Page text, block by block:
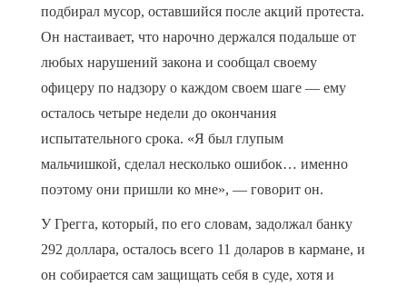
подбирал мусор, оставшийся после акций протеста.
Он настаивает, что нарочно держался подальше от
любых нарушений закона и сообщал своему
офицеру по надзору о каждом своем шаге — ему
осталось четыре недели до окончания
испытательного срока. «Я был глупым
мальчишкой, сделал несколько ошибок… именно
поэтому они пришли ко мне», — говорит он.
У Грегга, который, по его словам, задолжал банку
292 доллара, осталось всего 11 доларов в кармане, и
он собирается сам защищать себя в суде, хотя и